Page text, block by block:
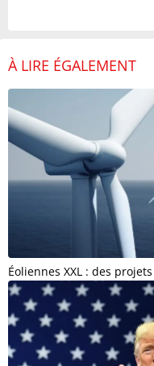
À LIRE ÉGALEMENT
Éoliennes XXL : des